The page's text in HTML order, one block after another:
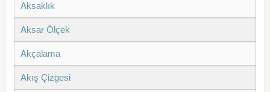
Aksaklık
Aksar Ölçek
Akçalama
Akış Çizgesi